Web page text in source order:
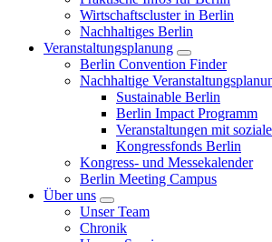
Wirtschaftscluster in Berlin
Nachhaltiges Berlin
Veranstaltungsplanung
Berlin Convention Finder
Nachhaltige
Sustainable Berlin
Berlin Impact Programm
Veranstaltungen mit
Kongressfonds Berlin
Kongress- und Messekalender
Berlin Meeting Campus
Über uns
Unser Team
Chronik